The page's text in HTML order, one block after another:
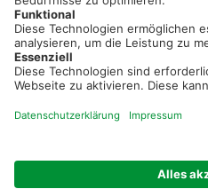
einfach
Kostenlos
Impressum